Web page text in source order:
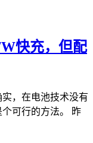
快充，但配
，在电池技术没有
可行的方法。 昨